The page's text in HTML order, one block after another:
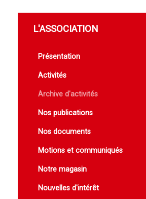
L'ASSOCIATION
Présentation
Activités
Archive d'activités
Nos publications
Nos documents
Motions et communiqués
Notre magasin
Nouvelles d'intérêt